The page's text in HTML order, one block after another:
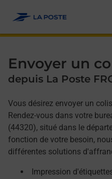
Envoyer un
depuis La Poste
Vous désirez envoyer un
Rendez-vous dans votre
(44320), situé dans le
fonction de votre besoin,
différentes solutions
Impression